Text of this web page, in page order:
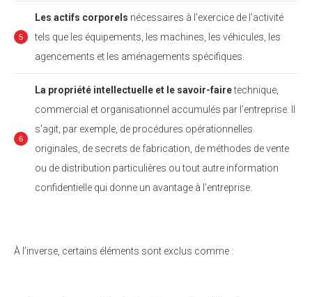
Les actifs corporels nécessaires à l’exercice de l’activité
tels que les équipements, les machines, les véhicules, les
agencements et les aménagements spécifiques.
La propriété intellectuelle et le savoir-fairetechnique,
commercial et organisationnel accumulés par l’entreprise. Il
s’agit, par exemple, de procédures opérationnelles
originales, de secrets de fabrication, de méthodes de vente
ou de distribution particulières ou tout autre information
confidentielle qui donne un avantage à l’entreprise.
À l’inverse, certains éléments sont exclus comme :